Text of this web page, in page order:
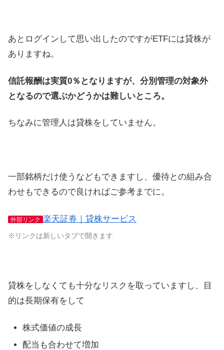
あとログインして思い出したのですがETFには貸株が
ありますね。
信託報酬は実質0％となりますが、分別管理の対象外
となるので選ぶかどうかは難しいところ。
ちなみに管理人は貸株をしていません。
一部銘柄だけ使うなどもできますし、優待との組み合
わせもできるので良ければご参考までに。
外部リンク 楽天証券｜貸株サービス
※リンクは新しいタブで開きます
貸株をしなくても十分なリスクを取っていますし、目
的は長期保有をして
株式価値の成長
配当も合わせて増加